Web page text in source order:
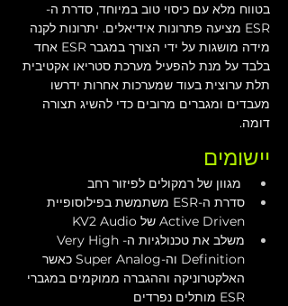
בטווח מלא עם כיסוי טוב במיוחד, סדרת ה-
ESR מציעה פתרונות אידיאלים. יתרונות לקנה
מידה מושגות על ידי הצורך במגבר ESR אחד
בלבד על מנת להפעיל מערכת סטריאו אקטיבית
תלת ערוצית בעוד שמערכות אחרות ידרשו
מעבדים ומגברים מרובים כדי להשיג תצורה
דומה.
יישומים
מגוון של רמקולים לפיזור רחב
סדרת ה-ESR משתמשת בפילוסופיית
Active Driven של KV2 Audio
משלב את טכנולגיות ה-Very High
Definition וה-Super Analog כאשר
האלקטרוניקה וההגברה ממוקמים במגברי
ESR מותלים נפרדים